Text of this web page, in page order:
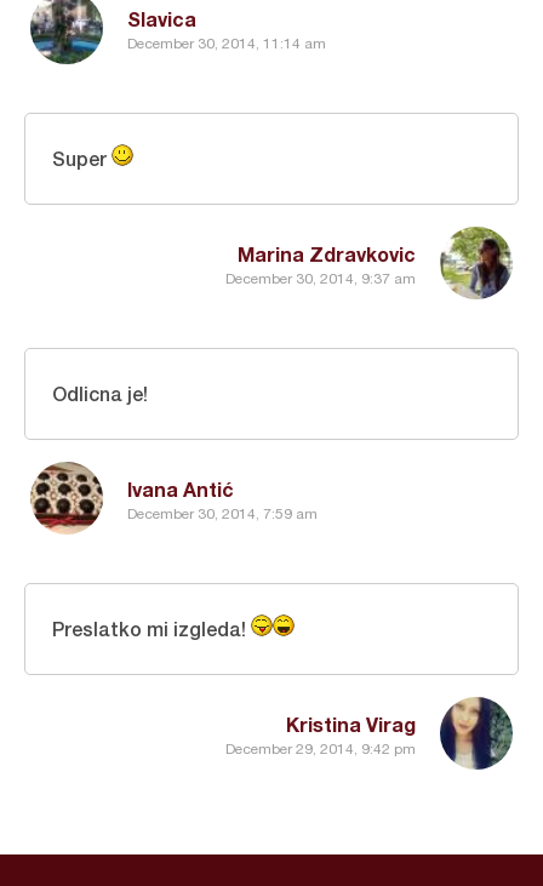
Slavica
December 30, 2014, 11:14 am
Marina Zdravkovic
December 30, 2014, 9:37 am
Super
Ivana Antić
December 30, 2014, 7:59 am
Odlicna je!
Kristina Virag
December 29, 2014, 9:42 pm
Preslatko mi izgleda!